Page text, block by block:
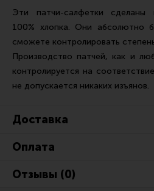
Ремни для IPSC
Стрелковые таймеры
Холощение и тренировки
Другие аксессуары IPSC
Экипировка
Стрелковые наушники
Кобуры
Эти патчи-салфетки сделаны
100% хлопка. Они абсолютно
сможете контролировать
Производство патчей, как и
контролируется на
не допускается никаких изъянов.
Доставка
Оплата
Отзывы (0)